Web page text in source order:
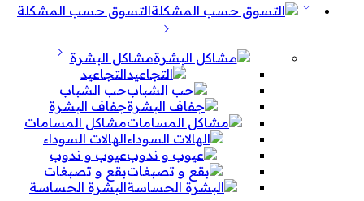
التسوق حسب المشكلة
مشاكل البشرة
التجاعيد
حب الشباب
جفاف البشرة
مشاكل المسامات
الهالات السوداء
عيوب و ندوب
بقع و تصبغات
البشرة الحساسة